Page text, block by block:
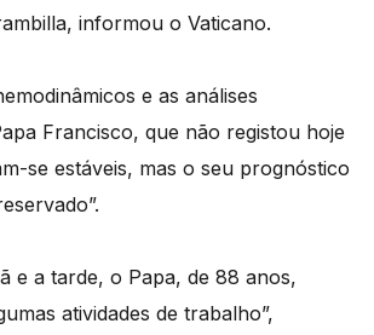
informou o Vaticano.
e as análises
Francisco, que não registou hoje
se estáveis, mas o seu prognóstico
e a tarde, o Papa, de 88 anos,
atividades de trabalho”,